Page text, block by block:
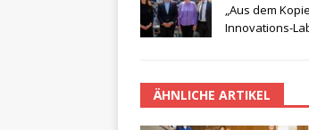
„Aus dem
Innovations-
ÄHNLICHE ARTIKEL